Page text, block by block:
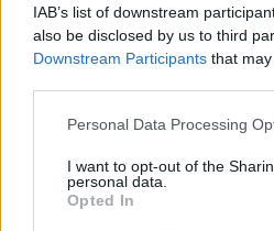
IAB’s list of downstream
also be disclosed by us to third
Downstream Participants that
Personal Data Processing
I want to opt-out of the
personal data.
Opted In
nem volt példa - írja a
A patinás befektetési bankok
felülsúlyozott pozíciót építettek
részvénypiacán. A rég látott
a gazdaságot, jótékony hatást
is. A Bank of America ráadásul